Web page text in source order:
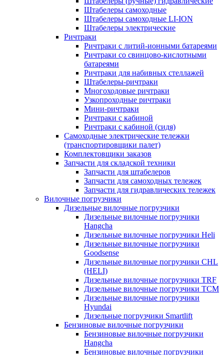
Штабелеры самоходные
Штабелеры самоходные LI-ION
Штабелеры электрические
Ричтраки
Ричтраки с литий-ионными батареями
Ричтраки со свинцово-кислотными
батареями
Ричтраки для набивных стеллажей
Штабелеры-ричтраки
Многоходовые ричтраки
Узкопроходные ричтраки
Мини-ричтраки
Ричтраки с кабиной
Ричтраки с кабиной (сидя)
Самоходные электрические тележки
(транспортировщики палет)
Комплектовщики заказов
Запчасти для складской техники
Запчасти для штабелеров
Запчасти для самоходных тележек
Запчасти для гидравлических тележек
Вилочные погрузчики
Дизельные вилочные погрузчики
Дизельные вилочные погрузчики
Hangcha
Дизельные вилочные погрузчики Heli
Дизельные вилочные погрузчики
Goodsense
Дизельные вилочные погрузчики CHL
(HELI)
Дизельные вилочные погрузчики TRF
Дизельные вилочные погрузчики TCM
Дизельные вилочные погрузчики
Hyundai
Дизельные погрузчики Smartlift
Бензиновые вилочные погрузчики
Бензиновые вилочные погрузчики
Hangcha
Бензиновые вилочные погрузчики